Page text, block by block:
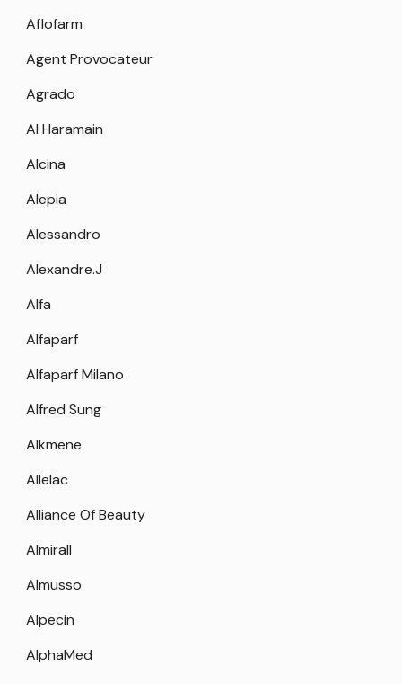
Aflofarm
Agent Provocateur
Agrado
Al Haramain
Alcina
Alepia
Alessandro
Alexandre.J
Alfa
Alfaparf
Alfaparf Milano
Alfred Sung
Alkmene
Allelac
Alliance Of Beauty
Almirall
Almusso
Alpecin
AlphaMed